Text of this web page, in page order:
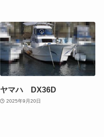
ヤマハ DX36D
2025年9月20日